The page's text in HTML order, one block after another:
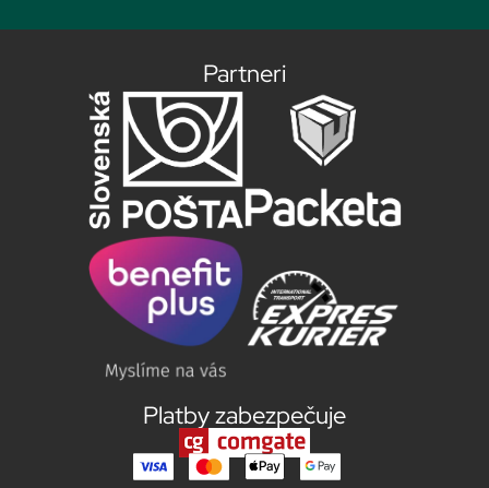
Partneri
Platby zabezpečuje